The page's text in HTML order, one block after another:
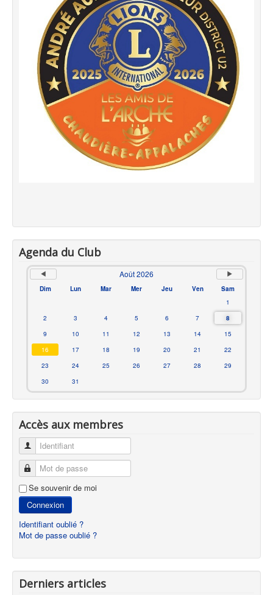
Agenda du Club
Août 2026
Dim Lun Mar Mer Jeu Ven
Sam
1
2
3 4 5 6 7
8
9
10 11 12 13 14
15
16
17 18 19 20 21
22
23
24 25 26 27 28
29
30
31
Accès aux membres
Identifiant
Mot de passe
Se souvenir de moi
Connexion
Identifiant oublié ?
Mot de passe oublié ?
Derniers articles